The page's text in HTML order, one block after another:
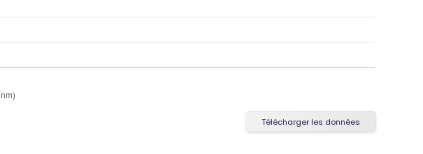
Télécharger les données